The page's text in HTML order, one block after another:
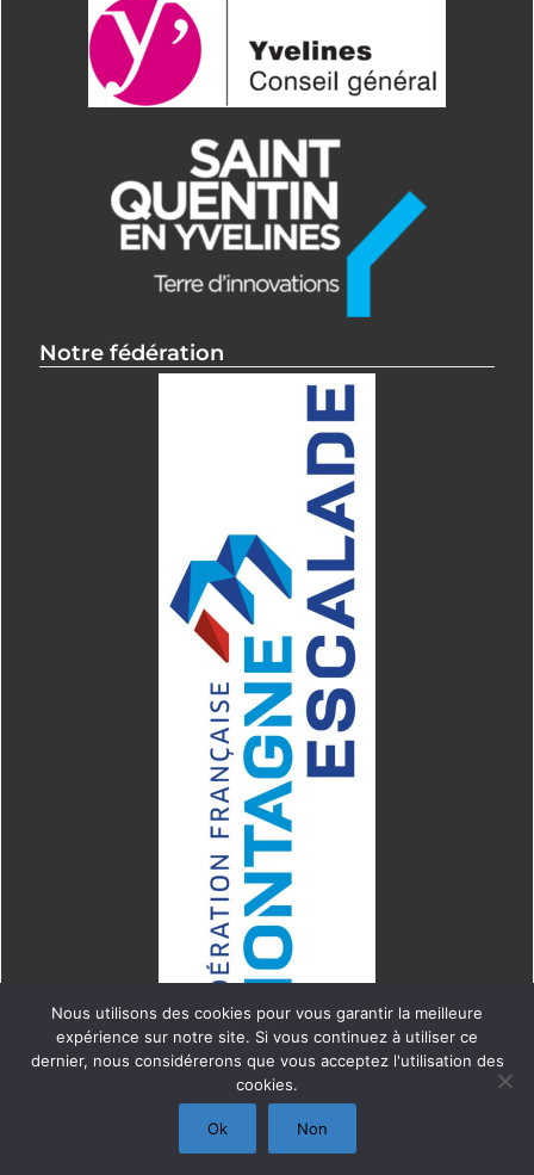
Notre fédération
Nous utilisons des cookies pour vous garantir la meilleure
expérience sur notre site. Si vous continuez à utiliser ce
dernier, nous considérerons que vous acceptez l'utilisation des
cookies.
Ok Non